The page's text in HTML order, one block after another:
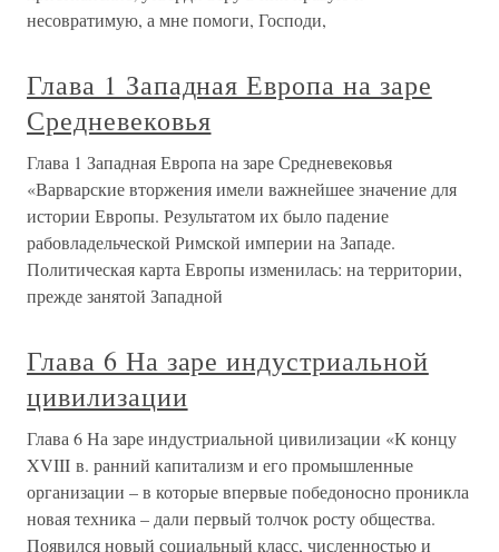
несовратимую, а мне помоги, Господи,
Глава 1 Западная Европа на заре
Средневековья
Глава 1 Западная Европа на заре Средневековья
«Варварские вторжения имели важнейшее значение для
истории Европы. Результатом их было падение
рабовладельческой Римской империи на Западе.
Политическая карта Европы изменилась: на территории,
прежде занятой Западной
Глава 6 На заре индустриальной
цивилизации
Глава 6 На заре индустриальной цивилизации «К концу
XVIII в. ранний капитализм и его промышленные
организации – в которые впервые победоносно проникла
новая техника – дали первый толчок росту общества.
Появился новый социальный класс, численностью и